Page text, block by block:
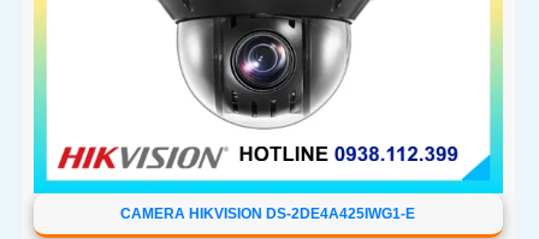
CAMERA HIKVISION DS-2DE4A425IWG1-E